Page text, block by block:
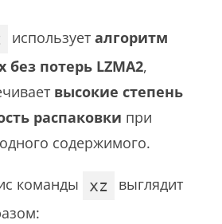
использует алгоритм
потерь LZMA2,
высокие степень
распаковки при
содержимого.
команды xz
выглядит